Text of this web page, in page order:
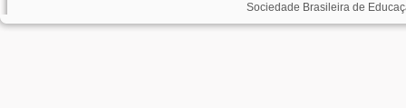
Sociedade Brasileira de